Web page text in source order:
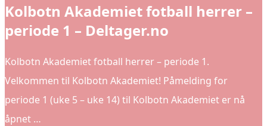
Kolbotn Akademiet fotball herrer –
periode 1 – Deltager.no
Kolbotn Akademiet fotball herrer – periode 1.
Velkommen til Kolbotn Akademiet! Påmelding for
periode 1 (uke 5 – uke 14) til Kolbotn Akademiet er nå
åpnet …